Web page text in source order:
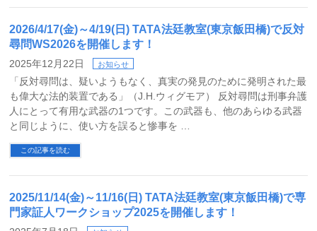
2026/4/17(金)～4/19(日) TATA法廷教室(東京飯田橋)で反対
尋問WS2026を開催します！
2025年12月22日 お知らせ
「反対尋問は、疑いようもなく、真実の発見のために発明された最
も偉大な法的装置である」（J.H.ウィグモア） 反対尋問は刑事弁護
人にとって有用な武器の1つです。この武器も、他のあらゆる武器
と同じように、使い方を誤ると惨事を …
この記事を読む
2025/11/14(金)～11/16(日) TATA法廷教室(東京飯田橋)で専
門家証人ワークショップ2025を開催します！